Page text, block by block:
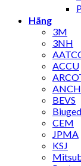
Hãng
3M
3NH
ACCU
BEVS
Biuged
CEM
JPMA
KSJ